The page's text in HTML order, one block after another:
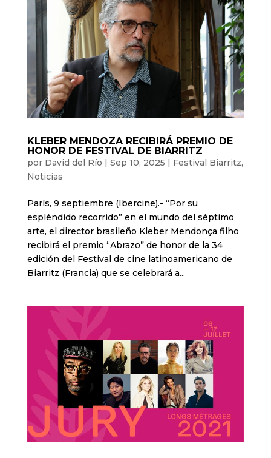
KLEBER MENDOZA RECIBIRÁ PREMIO DE
HONOR DE FESTIVAL DE BIARRITZ
por David del Río | Sep 10, 2025 | Festival Biarritz,
Noticias
París, 9 septiembre (Ibercine).- “Por su
espléndido recorrido” en el mundo del séptimo
arte, el director brasileño Kleber Mendonça filho
recibirá el premio “Abrazo” de honor de la 34
edición del Festival de cine latinoamericano de
Biarritz (Francia) que se celebrará a...